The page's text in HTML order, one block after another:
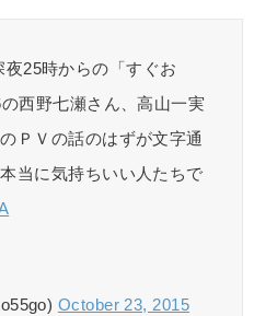
25時からの「すぐお
西野七瀬さん、高山一実
ＰＶの話のはずが文字通
当に気持ちいい人たちで
October 23, 2015